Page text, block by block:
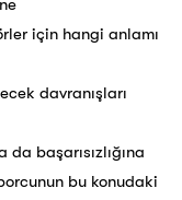
için hangi anlamı
davranışları
başarısızlığına
bu konudaki